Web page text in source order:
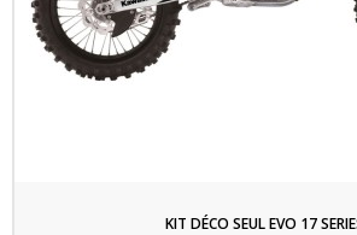
KIT DÉCO SEUL EVO 17